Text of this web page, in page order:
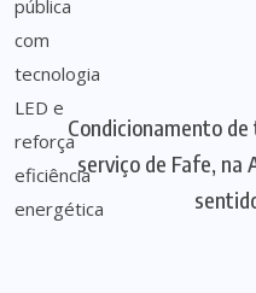
Condicionamento
serviço de Fafe, na